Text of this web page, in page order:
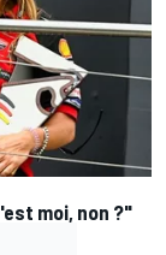
moi, non ?"